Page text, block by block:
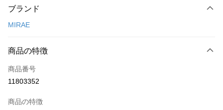
AFTEE代金後払い
一、 AFTEE代金後払いについて
ウが表示されます。
2.SMSで認証してお支払い手続を進めてください。
す。
4.ご注文が完了すると、携帯に支払い通知のSMSが届きます。アプリ会員
5.商品受け取り時のお支払いは不要です。商品を確かめてから、SMSまた
全家付款取貨
付款後全家取貨
ブランド
MIRAE
商品の特徴
商品番号
11803352
商品の特徴